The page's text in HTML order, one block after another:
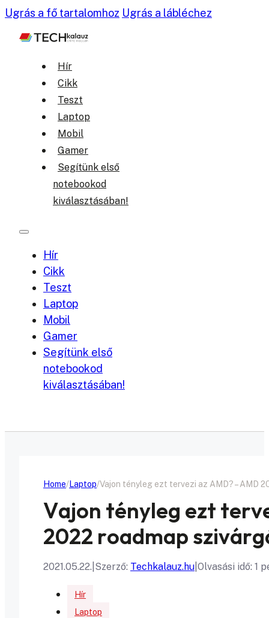
Ugrás a fő tartalomhoz Ugrás a lábléchez
Hír
Cikk
Teszt
Laptop
Mobil
Gamer
Segítünk első
notebookod
kiválasztásában!
Hír
Cikk
Teszt
Laptop
Mobil
Gamer
Segítünk első
notebookod
kiválasztásában!
Home Laptop Vajon tényleg ezt tervezi az AMD? – AMD
Vajon tényleg ezt
2022 roadmap
2021.05.22. Szerző: Techkalauz.hu Olvasási idő: 1
Hír
Laptop